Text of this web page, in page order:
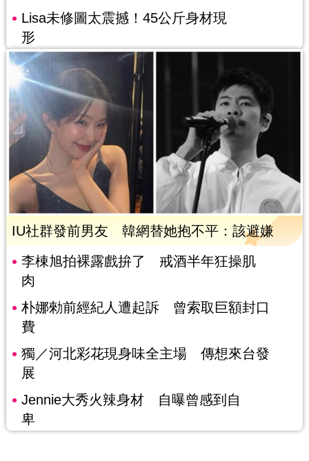
Lisa未修圖太震撼！45公斤身材現
形
IU社群發前男友 韓網替她抱不平：該避嫌
李棟旭拍裸露戲拚了 戒酒半年狂操肌
肉
朴娜勑前經紀人遭起訴 曾索取巨額封口
費
獨／河北彩花現身味全主場 傳想來台發
展
Jennie大秀火辣身材 自曝曾感到自
卑